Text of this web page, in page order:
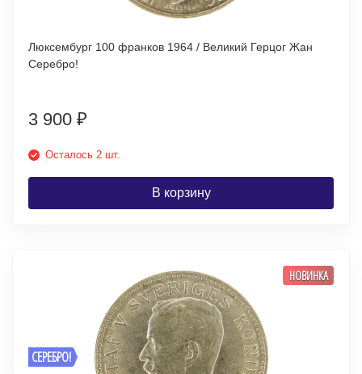
Люксембург 100 франков 1964 / Великий Герцог Жан
Серебро!
3 900 ₽
Осталось 2 шт.
В корзину
СЕРЕБРО!
НОВИНКА